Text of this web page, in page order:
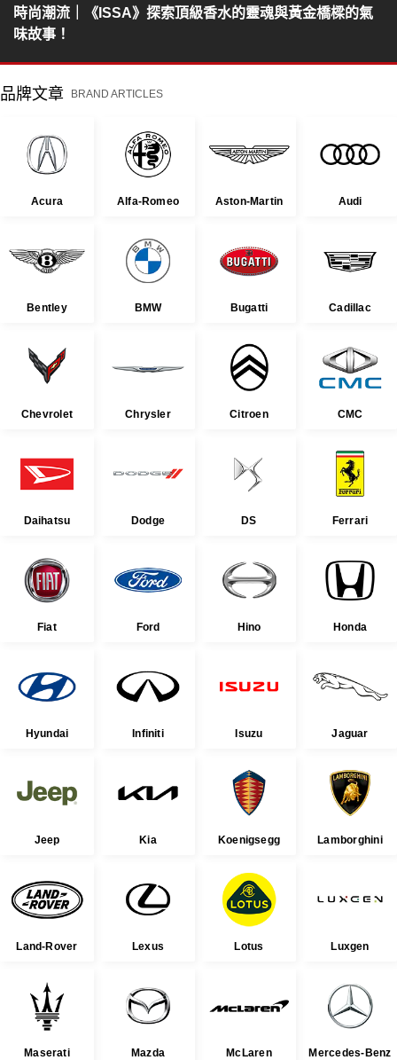
時尚潮流｜《ISSA》探索頂級香水的靈魂與黃金橋樑的氣
味故事！
品牌文章 BRAND ARTICLES
Acura Alfa-Romeo Aston-Martin Audi
Bentley BMW Bugatti Cadillac
Chevrolet Chrysler Citroen CMC
Daihatsu Dodge DS Ferrari
Fiat Ford Hino Honda
Hyundai Infiniti Isuzu Jaguar
Jeep Kia Koenigsegg Lamborghini
Land-Rover Lexus Lotus Luxgen
Maserati Mazda McLaren Mercedes-Benz